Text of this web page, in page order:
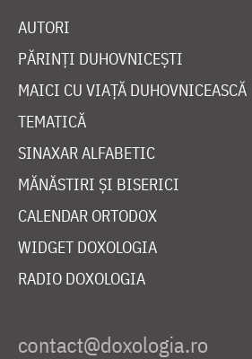
AUTORI
PĂRINȚI DUHOVNICEȘTI
MAICI CU VIAȚĂ DUHOVNICEASCĂ
TEMATICĂ
SINAXAR ALFABETIC
MĂNĂSTIRI ȘI BISERICI
CALENDAR ORTODOX
WIDGET DOXOLOGIA
RADIO DOXOLOGIA